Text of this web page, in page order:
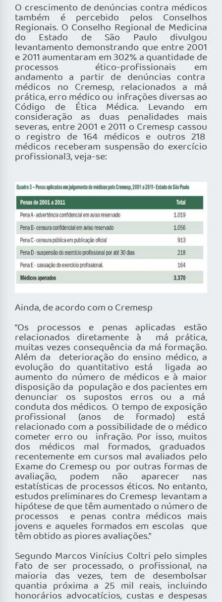
O crescimento de denúncias contra médicos
também é percebido pelos Conselhos
Regionais. O Conselho Regional de Medicina
do Estado de São Paulo divulgou
levantamento demonstrando que entre 2001
e 2011 aumentaram em 302% a quantidade de
processos ético-profissionais em
andamento a partir de denúncias contra
médicos no Cremesp, relacionados a má
prática, erro médico ou infrações diversas ao
Código de Ética Médica. Levando em
consideração as duas penalidades mais
severas, entre 2001 e 2011 o Cremesp cassou
o registro de 164 médicos e outros 218
médicos receberam suspensão do exercício
profissional3, veja-se:
Ainda, de acordo com o Cremesp
“Os processos e penas aplicadas estão
relacionados diretamente à má prática,
muitas vezes consequência da má formação.
Além da deterioração do ensino médico, a
evolução do quantitativo está ligada ao
aumento do número de médicos e à maior
disposição da população e dos pacientes em
denunciar os supostos erros ou a má
conduta dos médicos. O tempo de exposição
profissional (anos de formado) está
relacionado com a possibilidade de o médico
cometer erro ou infração. Por isso, muitos
dos médicos mal formados, graduados
recentemente em cursos mal avaliados pelo
Exame do Cremesp ou por outras formas de
avaliação, podem não aparecer nas
estatísticas de processos éticos. No entanto,
estudos preliminares do Cremesp levantam a
hipótese de que têm aumentado o número de
processos e penas contra médicos mais
jovens e aqueles formados em escolas que
têm obtido as piores avaliações.”
Segundo Marcos Vinícius Coltri pelo simples
fato de ser processado, o profissional, na
maioria das vezes, tem de desembolsar
quantia próxima a 25 mil reais, incluindo
honorários advocatícios, custas e despesas